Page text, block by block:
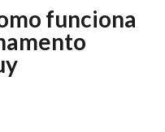
funciona